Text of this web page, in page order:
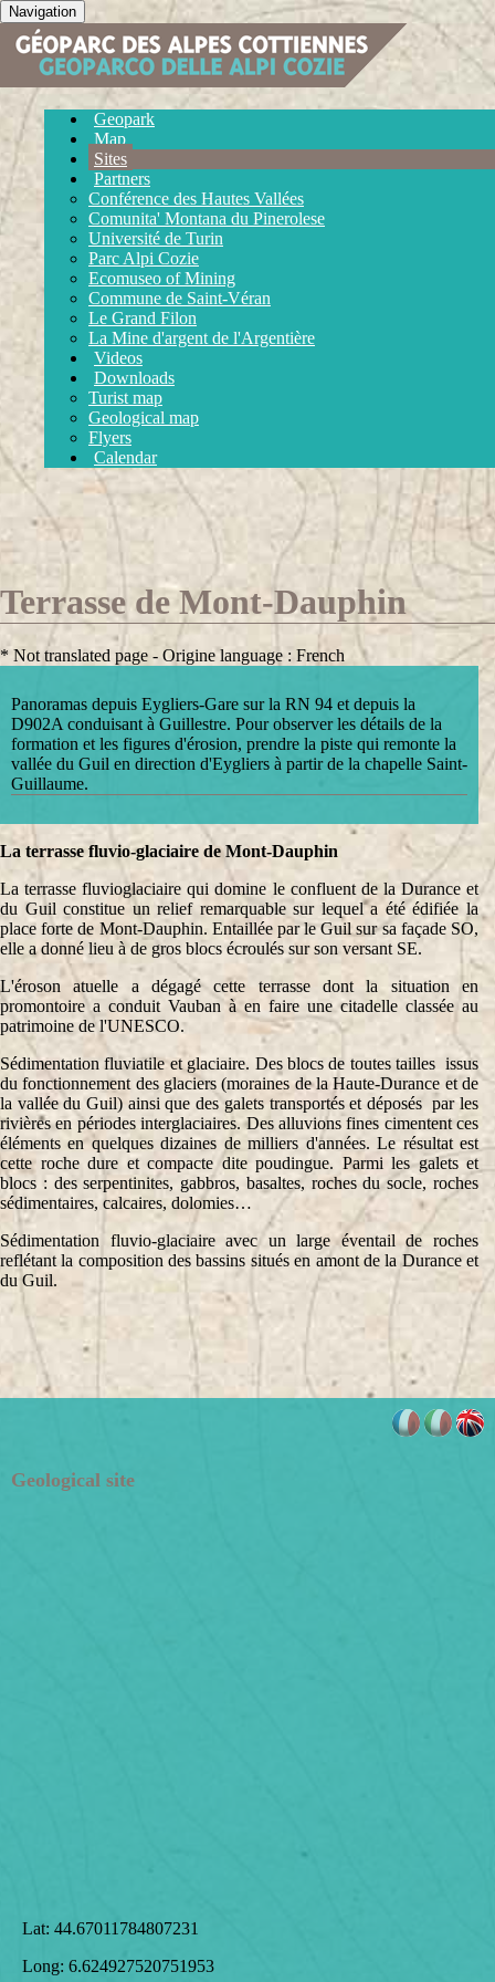
Navigation
Geopark
Map
Sites
Partners
Conférence des Hautes Vallées
Comunita' Montana du Pinerolese
Université de Turin
Parc Alpi Cozie
Ecomuseo of Mining
Commune de Saint-Véran
Le Grand Filon
La Mine d'argent de l'Argentière
Videos
Downloads
Turist map
Geological map
Flyers
Calendar
Terrasse de Mont-Dauphin
* Not translated page - Origine language : French
Panoramas depuis Eygliers-Gare sur la RN 94 et depuis la
D902A conduisant à Guillestre. Pour observer les détails de la
formation et les figures d'érosion, prendre la piste qui remonte la
vallée du Guil en direction d'Eygliers à partir de la chapelle Saint-
Guillaume.
La terrasse fluvio-glaciaire de Mont-Dauphin
La terrasse fluvioglaciaire qui domine le confluent de la Durance et
du Guil constitue un relief remarquable sur lequel a été édifiée la
place forte de Mont-Dauphin. Entaillée par le Guil sur sa façade SO,
elle a donné lieu à de gros blocs écroulés sur son versant SE.
L'éroson atuelle a dégagé cette terrasse dont la situation en
promontoire a conduit Vauban à en faire une citadelle classée au
patrimoine de l'UNESCO.
Sédimentation fluviatile et glaciaire. Des blocs de toutes tailles issus
du fonctionnement des glaciers (moraines de la Haute-Durance et de
la vallée du Guil) ainsi que des galets transportés et déposés par les
rivières en périodes interglaciaires. Des alluvions fines cimentent ces
éléments en quelques dizaines de milliers d'années. Le résultat est
cette roche dure et compacte dite poudingue. Parmi les galets et
blocs : des serpentinites, gabbros, basaltes, roches du socle, roches
sédimentaires, calcaires, dolomies…
Sédimentation fluvio-glaciaire avec un large éventail de roches
reflétant la composition des bassins situés en amont de la Durance et
du Guil.
Geological site
Lat: 44.67011784807231
Long: 6.624927520751953